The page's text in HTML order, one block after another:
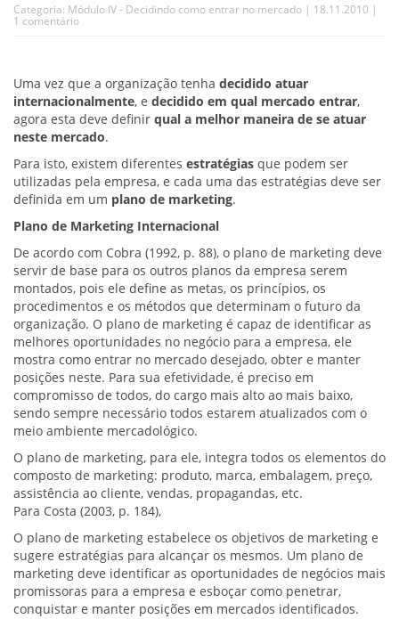
Categoria: Módulo IV - Decidindo como entrar no mercado | 18.11.2010 |
1 comentário
Uma vez que a organização tenha decidido atuar
internacionalmente, e decidido em qual mercado entrar,
agora esta deve definir qual a melhor maneira de se atuar
neste mercado.
Para isto, existem diferentes estratégias que podem ser
utilizadas pela empresa, e cada uma das estratégias deve ser
definida em um plano de marketing.
Plano de Marketing Internacional
De acordo com Cobra (1992, p. 88), o plano de marketing deve
servir de base para os outros planos da empresa serem
montados, pois ele define as metas, os princípios, os
procedimentos e os métodos que determinam o futuro da
organização. O plano de marketing é capaz de identificar as
melhores oportunidades no negócio para a empresa, ele
mostra como entrar no mercado desejado, obter e manter
posições neste. Para sua efetividade, é preciso em
compromisso de todos, do cargo mais alto ao mais baixo,
sendo sempre necessário todos estarem atualizados com o
meio ambiente mercadológico.
O plano de marketing, para ele, integra todos os elementos do
composto de marketing: produto, marca, embalagem, preço,
assistência ao cliente, vendas, propagandas, etc.
Para Costa (2003, p. 184),
O plano de marketing estabelece os objetivos de marketing e
sugere estratégias para alcançar os mesmos. Um plano de
marketing deve identificar as oportunidades de negócios mais
promissoras para a empresa e esboçar como penetrar,
conquistar e manter posições em mercados identificados.